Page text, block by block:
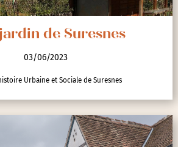
de Suresnes
03/06/2023
Urbaine et Sociale de Suresnes